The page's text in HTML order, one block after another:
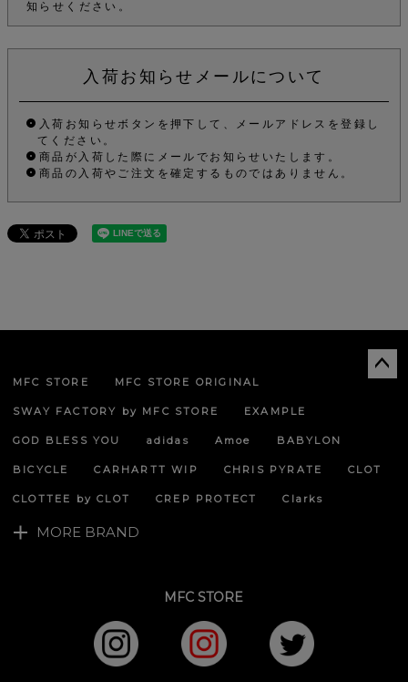
知らせください。
入荷お知らせメールについて
入荷お知らせボタンを押下して、メールアドレスを登録し
てください。
商品が入荷した際にメールでお知らせいたします。
商品の入荷やご注文を確定するものではありません。
MFC STORE MFC STORE ORIGINAL
SWAY FACTORY by MFC STORE EXAMPLE
GOD BLESS YOU adidas Amoe BABYLON
BICYCLE CARHARTT WIP CHRIS PYRATE CLOT
CLOTTEE by CLOT CREP PROTECT Clarks
MORE BRAND
MFC STORE